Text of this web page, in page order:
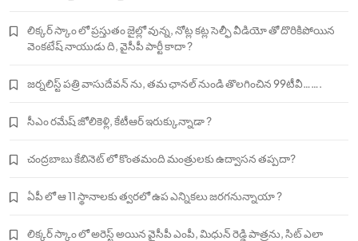
లిక్కర్ స్కాం లో ప్రస్తుతం జైల్లో వున్న, నోట్ల కట్ల సెల్ఫీ వీడియో తో దొరికిపోయిన
వెంకటేష్ నాయుడు ది, వైసీపీ పార్టీ కాదా ?
జర్నలిస్ట్ పత్రి వాసుదేవన్ ను, తమ ఛానల్ నుండి తొలగించిన 99టీవీ…….
సీఎం రమేష్ జోలికెళ్లి, కేటీఆర్ ఇరుక్కున్నాడా ?
చంద్రబాబు కేబినెట్ లో కొంతమంది మంత్రులకు ఉద్వాసన తప్పదా?
ఏపీ లో ఆ 11 స్థానాలకు త్వరలో ఉప ఎన్నికలు జరగనున్నాయా ?
లిక్కర్ స్కాం లో అరెస్ట్ అయిన వైసీపీ ఎంపీ, మిధున్ రెడ్డి పాత్రను, సిట్ ఎలా